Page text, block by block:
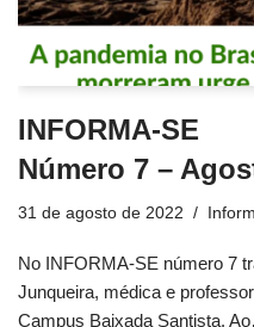
INFORMA-SE
Número 7 –
31 de agosto de 2022
No INFORMA-SE número 7
Junqueira, médica e
Campus Baixada Santista.